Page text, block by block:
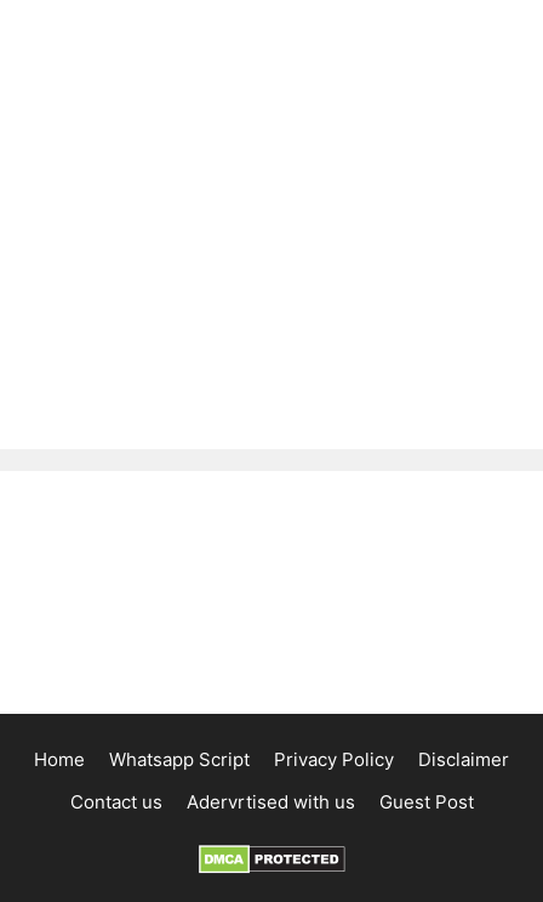
Home Whatsapp Script Privacy Policy
Disclaimer
Contact us
Adervrtised with us Guest Post